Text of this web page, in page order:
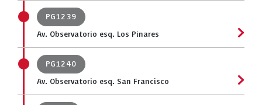
PG1239
Av. Observatorio esq. Los Pinares
PG1240
Av. Observatorio esq. San Francisco